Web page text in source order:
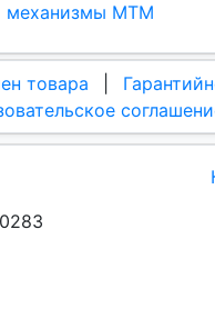
механизмы МТМ
товара